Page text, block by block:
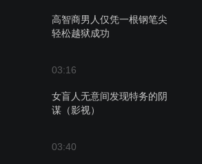
高智商男人仅凭一根钢笔尖
轻松越狱成功
03:16
女盲人无意间发现特务的阴
谋（影视）
03:40